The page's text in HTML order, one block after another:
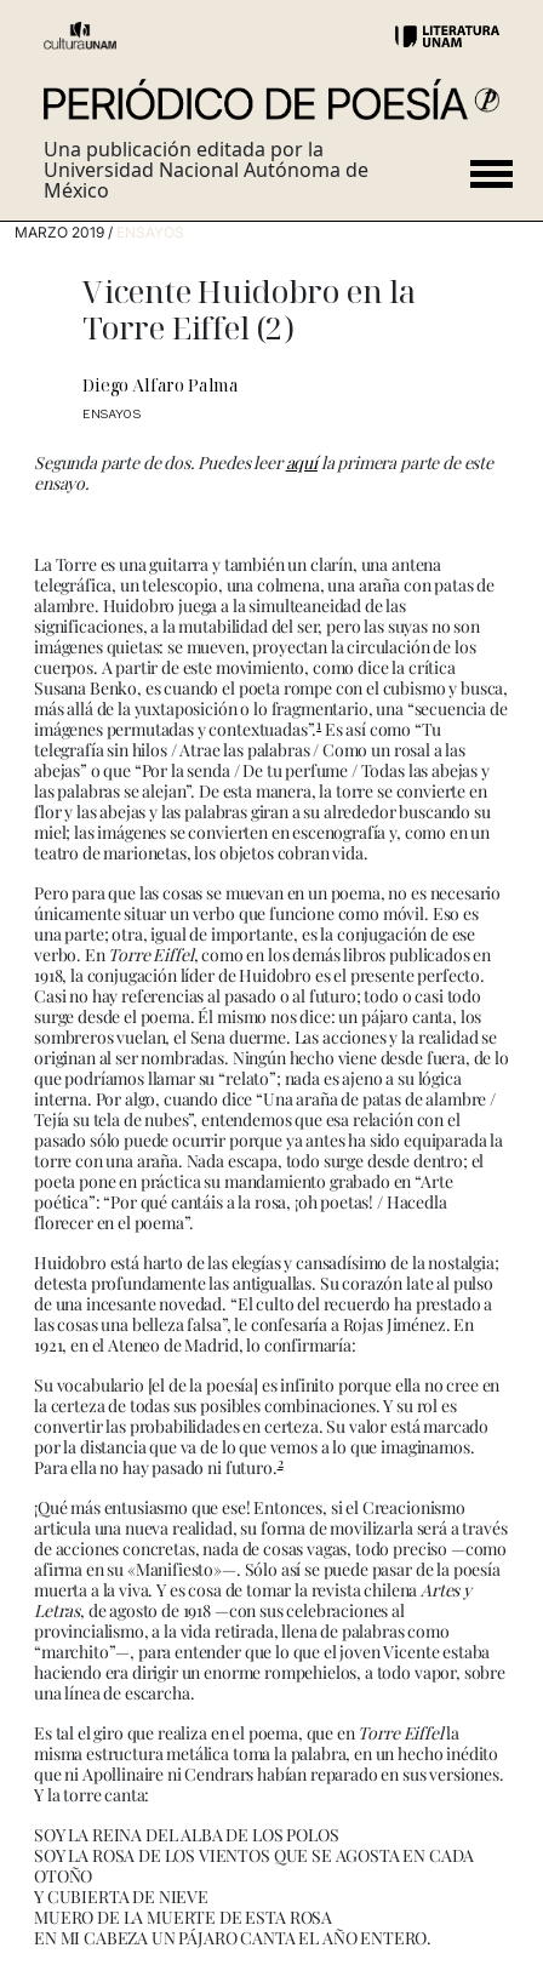
Una publicación editada por la
Universidad Nacional Autónoma de
México
MARZO 2019 / ENSAYOS
Vicente Huidobro en la
Torre Eiffel (2)
Diego Alfaro Palma
ENSAYOS
Segunda parte de dos. Puedes leeraquíla primera parte de este
ensayo.
La Torre es una guitarra y también un clarín, una antena
telegráfica, un telescopio, una colmena, una araña con patas de
alambre. Huidobro juega a la simulteaneidad de las
significaciones, a la mutabilidad del ser, pero las suyas no son
imágenes quietas: se mueven, proyectan la circulación de los
cuerpos. A partir de este movimiento, como dice la crítica
Susana Benko, es cuando el poeta rompe con el cubismo y busca,
más allá de la yuxtaposición o lo fragmentario, una “secuencia de
imágenes permutadas y contextuadas”.1 Es así como “Tu
telegrafía sin hilos / Atrae las palabras / Como un rosal a las
abejas” o que “Por la senda / De tu perfume / Todas las abejas y
las palabras se alejan”. De esta manera, la torre se convierte en
flor y las abejas y las palabras giran a su alrededor buscando su
miel; las imágenes se convierten en escenografía y, como en un
teatro de marionetas, los objetos cobran vida.
Pero para que las cosas se muevan en un poema, no es necesario
únicamente situar un verbo que funcione como móvil. Eso es
una parte; otra, igual de importante, es la conjugación de ese
verbo. En Torre Eiffel, como en los demás libros publicados en
1918, la conjugación líder de Huidobro es el presente perfecto.
Casi no hay referencias al pasado o al futuro; todo o casi todo
surge desde el poema. Él mismo nos dice: un pájaro canta, los
sombreros vuelan, el Sena duerme. Las acciones y la realidad se
originan al ser nombradas. Ningún hecho viene desde fuera, de lo
que podríamos llamar su “relato”; nada es ajeno a su lógica
interna. Por algo, cuando dice “Una araña de patas de alambre /
Tejía su tela de nubes”, entendemos que esa relación con el
pasado sólo puede ocurrir porque ya antes ha sido equiparada la
torre con una araña. Nada escapa, todo surge desde dentro; el
poeta pone en práctica su mandamiento grabado en “Arte
poética”: “Por qué cantáis a la rosa, ¡oh poetas! / Hacedla
florecer en el poema”.
Huidobro está harto de las elegías y cansadísimo de la nostalgia;
detesta profundamente las antiguallas. Su corazón late al pulso
de una incesante novedad. “El culto del recuerdo ha prestado a
las cosas una belleza falsa”, le confesaría a Rojas Jiménez. En
1921, en el Ateneo de Madrid, lo confirmaría:
Su vocabulario [el de la poesía] es infinito porque ella no cree en
la certeza de todas sus posibles combinaciones. Y su rol es
convertir las probabilidades en certeza. Su valor está marcado
por la distancia que va de lo que vemos a lo que imaginamos.
Para ella no hay pasado ni futuro.2
¡Qué más entusiasmo que ese! Entonces, si el Creacionismo
articula una nueva realidad, su forma de movilizarla será a través
de acciones concretas, nada de cosas vagas, todo preciso —como
afirma en su «Manifiesto»—. Sólo así se puede pasar de la poesía
muerta a la viva. Y es cosa de tomar la revista chilenaArtes y
Letras, de agosto de 1918 —con sus celebraciones al
provincialismo, a la vida retirada, llena de palabras como
“marchito”—, para entender que lo que el joven Vicente estaba
haciendo era dirigir un enorme rompehielos, a todo vapor, sobre
una línea de escarcha.
Es tal el giro que realiza en el poema, que en Torre Eiffella
misma estructura metálica toma la palabra, en un hecho inédito
que ni Apollinaire ni Cendrars habían reparado en sus versiones.
Y la torre canta:
SOY LA REINA DEL ALBA DE LOS POLOS
SOY LA ROSA DE LOS VIENTOS QUE SE AGOSTA EN CADA
OTOÑO
Y CUBIERTA DE NIEVE
MUERO DE LA MUERTE DE ESTA ROSA
EN MI CABEZA UN PÁJARO CANTA EL AÑO ENTERO.